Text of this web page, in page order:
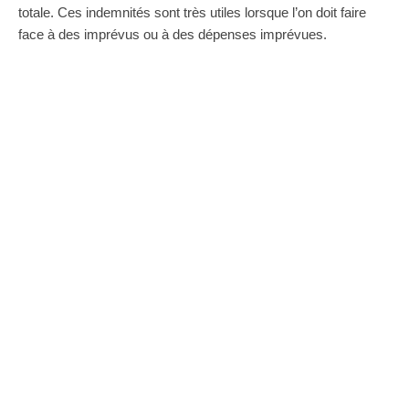
totale. Ces indemnités sont très utiles lorsque l’on doit faire
face à des imprévus ou à des dépenses imprévues.